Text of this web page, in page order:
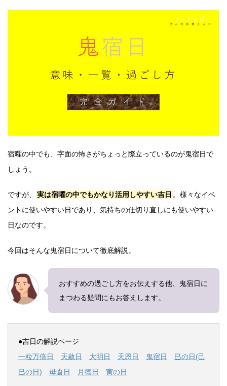
宿曜の中でも、字面の怖さがちょっと際立っているのが鬼宿日で
しょう。
ですが、 実は宿曜の中でもかなり活用しやすい吉日 。様々なイベ
ントに使いやすい日であり、気持ちの仕切り直しにも使いやすい
日なのです。
今回はそんな鬼宿日について徹底解説。
おすすめの過ごし方をお伝えする他、鬼宿日に
まつわる疑問にもお答えします。
●吉日の解説ページ
一粒万倍日
天赦日 大明日 天恩日 鬼宿日
巳の日(己
巳の日)
母倉日 月徳日 寅の日